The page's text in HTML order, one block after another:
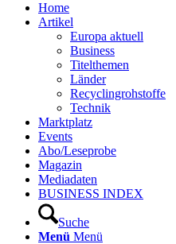
Home
Artikel
Europa aktuell
Business
Titelthemen
Länder
Recyclingrohstoffe
Technik
Marktplatz
Events
Abo/Leseprobe
Magazin
Mediadaten
BUSINESS INDEX
Suche
Menü Menü